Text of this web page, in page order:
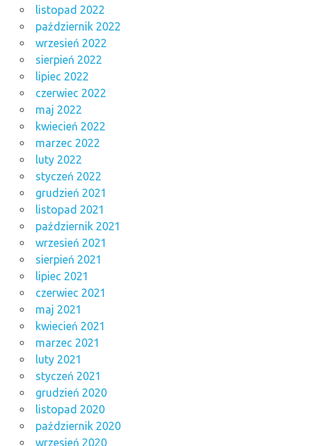
listopad 2022
październik 2022
wrzesień 2022
sierpień 2022
lipiec 2022
czerwiec 2022
maj 2022
kwiecień 2022
marzec 2022
luty 2022
styczeń 2022
grudzień 2021
listopad 2021
październik 2021
wrzesień 2021
sierpień 2021
lipiec 2021
czerwiec 2021
maj 2021
kwiecień 2021
marzec 2021
luty 2021
styczeń 2021
grudzień 2020
listopad 2020
październik 2020
wrzesień 2020